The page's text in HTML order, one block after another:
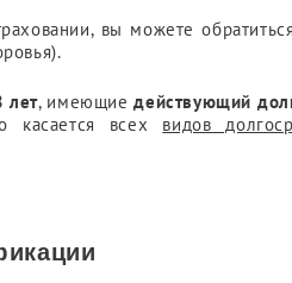
вы можете
лет, имеющиедействующий
касается всех видов